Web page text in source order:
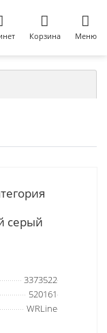
Корзина Меню
серый
3373522
520161
WRLine